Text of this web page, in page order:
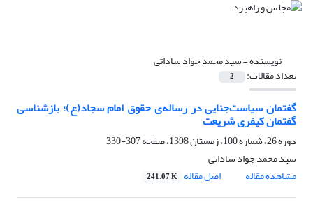
نویسنده =سید محمد جواد ساداتی
تعداد مقالات: 2
گفتمان سیاست‌جنایی در رساله‌ی حقوق امام سجاد(ع)؛ بازشناسی
گفتمان کیفری شریعت
دوره 26، شماره 100، زمستان 1398، صفحه
307-330
سید محمد جواد ساداتی
مشاهده مقاله
اصل مقاله 241.07 K